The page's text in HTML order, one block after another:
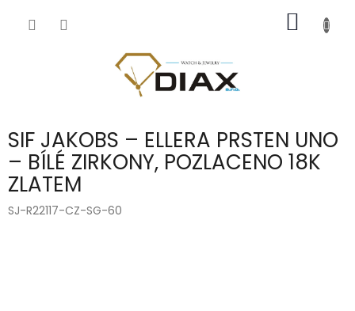
KOŠÍK
SIF JAKOBS – ELLERA PRSTEN UNO
– BÍLÉ ZIRKONY, POZLACENO 18K
ZLATEM
SJ-R22117-CZ-SG-60